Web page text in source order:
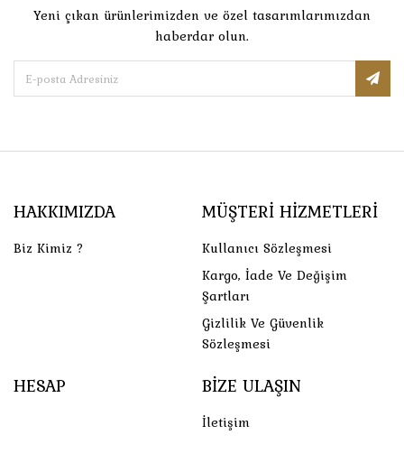
Yeni çıkan ürünlerimizden ve özel tasarımlarımızdan
haberdar olun.
HAKKIMIZDA
Biz Kimiz ?
MÜŞTERI HIZMETLERI
Kullanıcı Sözleşmesi
Kargo, İade Ve Değişim
Şartları
Gizlilik Ve Güvenlik
Sözleşmesi
HESAP BIZE ULAŞIN
İletişim